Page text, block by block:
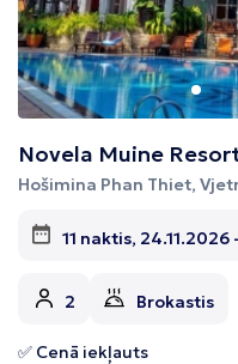
Novela Muine
Hošimina Phan Thiet,
11 naktis,
2 Brokastis
✅ Cenā iekļauts